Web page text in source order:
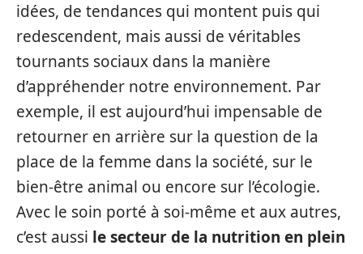
idées, de tendances qui montent puis qui
redescendent, mais aussi de véritables
tournants sociaux dans la manière
d’appréhender notre environnement. Par
exemple, il est aujourd’hui impensable de
retourner en arrière sur la question de la
place de la femme dans la société, sur le
bien-être animal ou encore sur l’écologie.
Avec le soin porté à soi-même et aux autres,
c’est aussi le secteur de la nutrition en plein